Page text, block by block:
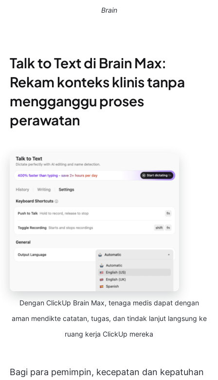
Brain
Talk to Text di Brain Max:
Rekam konteks klinis tanpa
mengganggu proses
perawatan
Dengan ClickUp Brain Max, tenaga medis dapat dengan
aman mendikte catatan, tugas, dan tindak lanjut langsung ke
ruang kerja ClickUp mereka
Bagi para pemimpin, kecepatan dan kepatuhan